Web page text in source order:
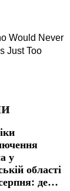
Would Never
Just Too
у
області
де